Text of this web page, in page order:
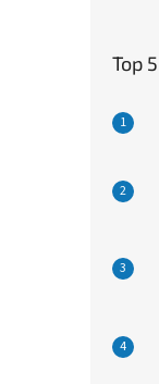
Top